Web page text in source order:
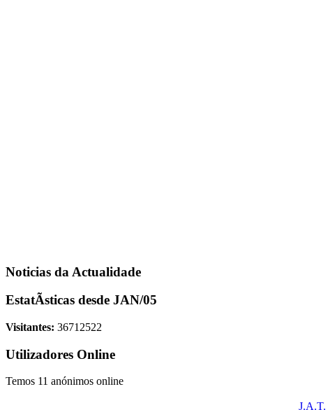
Noticias da Actualidade
EstatÃ­sticas desde JAN/05
Visitantes: 36712522
Utilizadores Online
Temos 11 anónimos online
J.A.T.